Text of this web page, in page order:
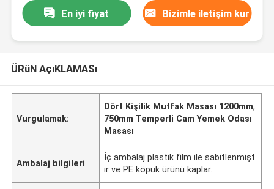
En iyi fiyat Bizimle iletişim kur
ÜRüN AçıKLAMASı
Vurgulamak:
Dört Kişilik Mutfak Masası 1200mm,
750mm Temperli Cam Yemek Odası
Masası
Ambalaj bilgileri
İç ambalaj plastik film ile sabitlenmişt
ir ve PE köpük ürünü kaplar.